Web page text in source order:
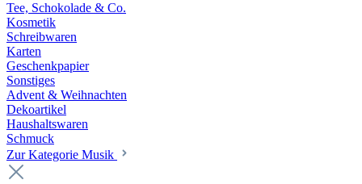
Tee, Schokolade & Co.
Kosmetik
Schreibwaren
Karten
Geschenkpapier
Sonstiges
Advent & Weihnachten
Dekoartikel
Haushaltswaren
Schmuck
Zur Kategorie Musik